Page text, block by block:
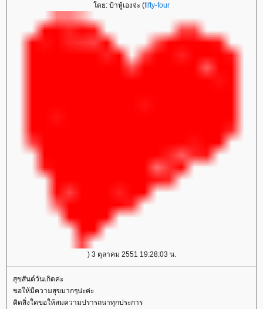
ดย: ป้าหู้เองจ่ะ (fifty-four
) 3 ตุลาคม 2551 19:28:03 น.
สุขสันต์วันเกิดค่ะ
ขอให้มีความสุขมากๆน่ะค่ะ
คิดสิ่งใดขอให้สมความปรารถนาทุกประการ